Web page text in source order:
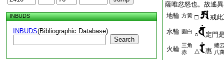
INBUDS
INBUDS(Bibliographic Database)
Search
薩唯忿怒也。故遙異
地輪 方黄 □
戒
水輪 圓白 ○
定門
火輪 三角
赤
△ 惠
總
八